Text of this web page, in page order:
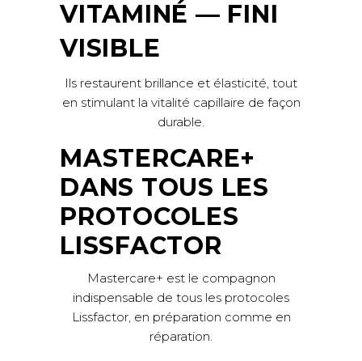
VITAMINÉ — FINI
VISIBLE
Ils restaurent brillance et élasticité, tout
en stimulant la vitalité capillaire de façon
durable.
MASTERCARE+
DANS TOUS LES
PROTOCOLES
LISSFACTOR
Mastercare+ est le compagnon
indispensable de tous les protocoles
Lissfactor, en préparation comme en
réparation.